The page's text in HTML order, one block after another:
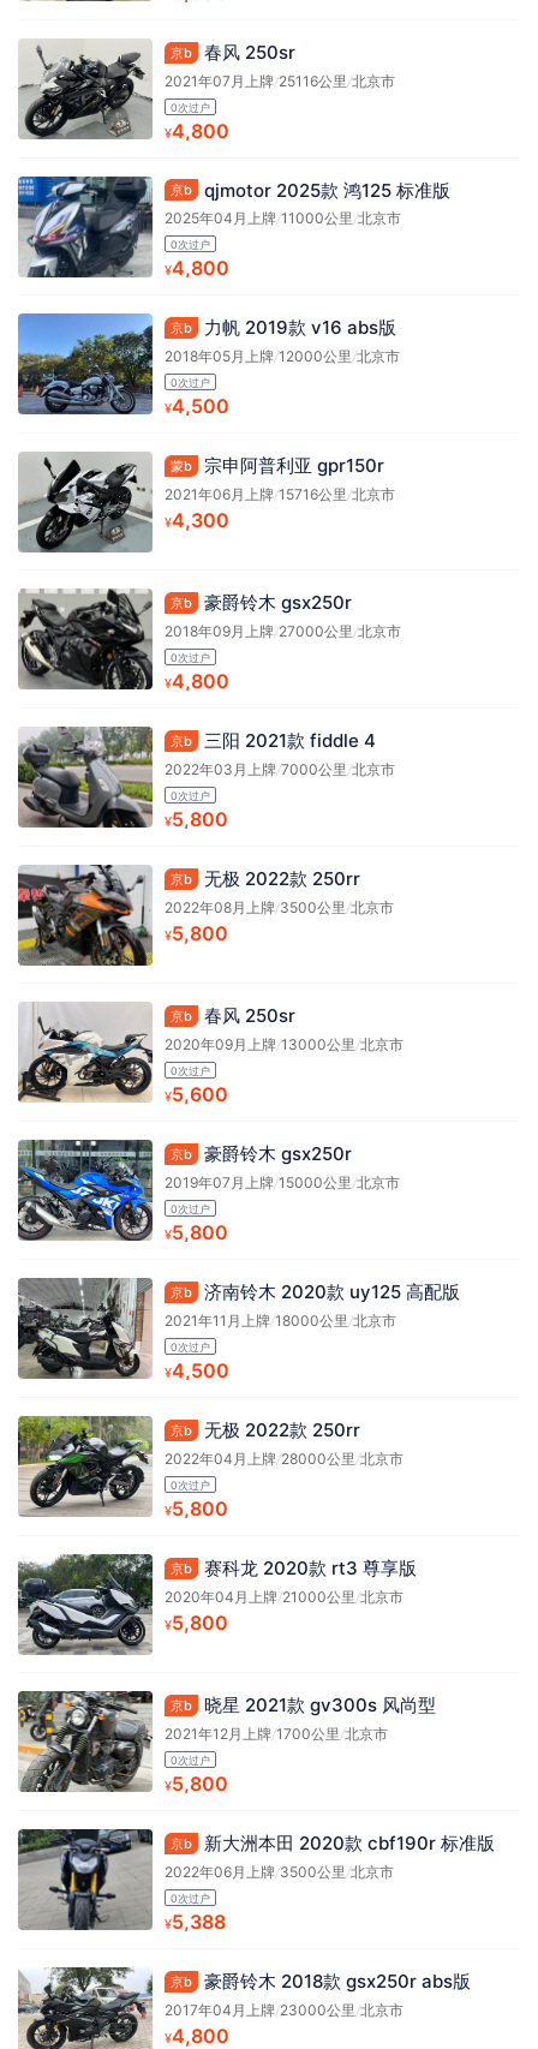
京b 春风 250sr
2021年07月上牌/25116公里 /北京市
0次过户
¥4,800
京b qjmotor 2025款 鸿125 标准版
2025年04月上牌/11000公里/北京市
0次过户
¥4,800
京b 力帆 2019款 v16 abs版
2018年05月上牌/12000公里/北京市
0次过户
¥4,500
蒙b 宗申阿普利亚 gpr150r
2021年06月上牌/15716公里/北京市
¥4,300
京b 豪爵铃木 gsx250r
2018年09月上牌/27000公里/北京市
0次过户
¥4,800
京b 三阳 2021款 fiddle 4
2022年03月上牌/7000公里/北京市
0次过户
¥5,800
京b 无极 2022款 250rr
2022年08月上牌/3500公里/北京市
¥5,800
京b 春风 250sr
2020年09月上牌/13000公里/北京市
0次过户
¥5,600
京b 豪爵铃木 gsx250r
2019年07月上牌/15000公里/北京市
0次过户
¥5,800
京b 济南铃木 2020款 uy125 高配版
2021年11月上牌/18000公里 /北京市
0次过户
¥4,500
京b 无极 2022款 250rr
2022年04月上牌/28000公里 /北京市
0次过户
¥5,800
京b 赛科龙 2020款 rt3 尊享版
2020年04月上牌/21000公里 /北京市
¥5,800
京b 晓星 2021款 gv300s 风尚型
2021年12月上牌/1700公里 /北京市
0次过户
¥5,800
京b 新大洲本田 2020款 cbf190r 标准版
2022年06月上牌/3500公里 /北京市
0次过户
¥5,388
京b 豪爵铃木 2018款 gsx250r abs版
2017年04月上牌/23000公里 /北京市
¥4,800